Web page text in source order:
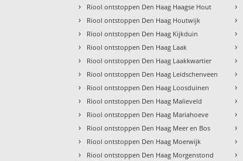
› Riool ontstoppen Den Haag Haagse Hout
› Riool ontstoppen Den Haag Houtwijk
› Riool ontstoppen Den Haag Kijkduin
› Riool ontstoppen Den Haag Laak
› Riool ontstoppen Den Haag Laakkwartier
› Riool ontstoppen Den Haag Leidschenveen
› Riool ontstoppen Den Haag Loosduinen
› Riool ontstoppen Den Haag Malieveld
› Riool ontstoppen Den Haag Mariahoeve
› Riool ontstoppen Den Haag Meer en Bos
› Riool ontstoppen Den Haag Moerwijk
› Riool ontstoppen Den Haag Morgenstond
›
›
›
›
›
›
›
›
›
›
›
›